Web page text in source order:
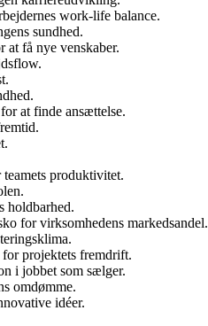
work-life balance.
sundhed.
få nye venskaber.
at finde ansættelse.
produktivitet.
holdbarhed.
for virksomhedens markedsandel.
projektets fremdrift.
i jobbet som sælger.
omdømme.
idéer.